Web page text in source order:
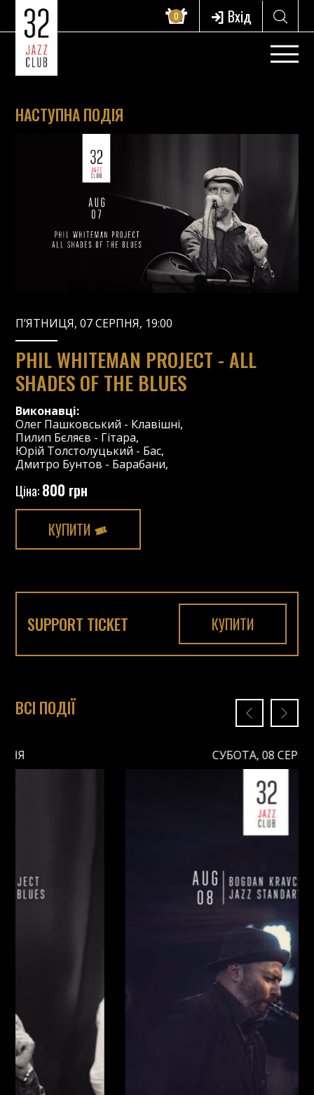
0 Вхід
НАСТУПНА ПОДІЯ
П’ЯТНИЦЯ, 07 СЕРПНЯ, 19:00
PHIL WHITEMAN PROJECT - ALL
SHADES OF THE BLUES
Виконавці:
Олег Пашковський - Клавішні,
Пилип Бєляєв - Гітара,
Юрій Толстолуцький - Бас,
Дмитро Бунтов - Барабани,
Ціна:800 грн
КУПИТИ
SUPPORT TICKET КУПИТИ
ВСІ ПОДІЇ
Саксофон,)
Олег
Контрабас,) /